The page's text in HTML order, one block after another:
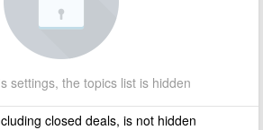
settings, the topics list is hidden
closed deals, is not hidden